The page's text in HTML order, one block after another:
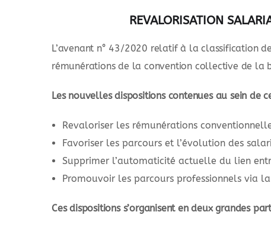
REVALORISATION
L’avenant n° 43/2020 relatif à la classification
rémunérations de la convention collective de la
Les nouvelles dispositions contenues au sein de
Revaloriser les rémunérations
Favoriser les parcours et l’évolution des
Supprimer l’automaticité actuelle du lien
Promouvoir les parcours professionnels via
Ces dispositions s’organisent en deux grandes